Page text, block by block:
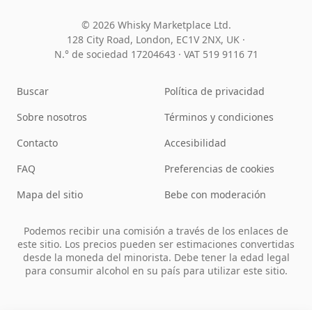
© 2026 Whisky Marketplace Ltd.
128 City Road, London, EC1V 2NX, UK ·
N.° de sociedad 17204643 · VAT 519 9116 71
Buscar
Sobre nosotros
Contacto
FAQ
Mapa del sitio
Política de privacidad
Términos y condiciones
Accesibilidad
Preferencias de cookies
Bebe con moderación
Podemos recibir una comisión a través de los enlaces de
este sitio. Los precios pueden ser estimaciones convertidas
desde la moneda del minorista. Debe tener la edad legal
para consumir alcohol en su país para utilizar este sitio.